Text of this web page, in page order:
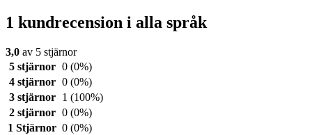
1 kundrecension i alla språk
3,0 av 5 stjärnor
5 stjärnor 0 (0%)
4 stjärnor 0 (0%)
3 stjärnor
1 (100%)
2 stjärnor 0 (0%)
1 Stjärnor 0 (0%)